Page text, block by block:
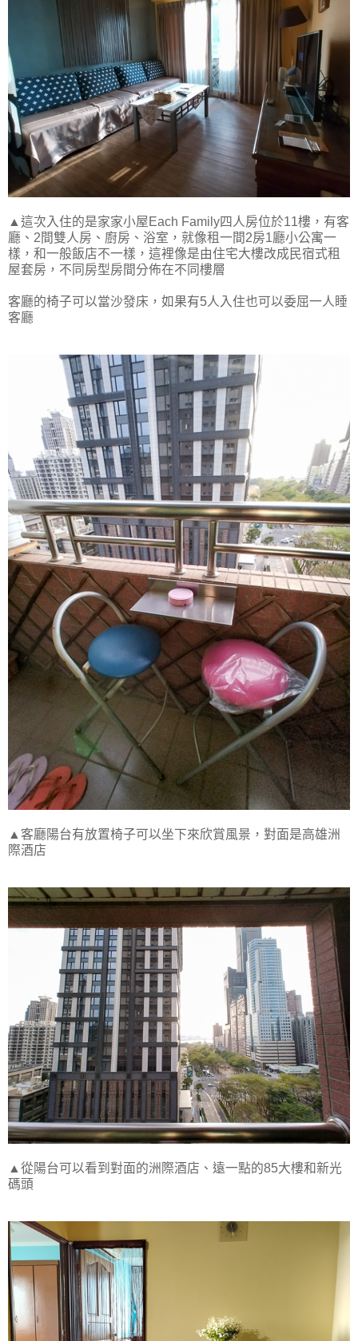
▲這次入住的是家家小屋Each Family四人房位於11樓，有客
廳、2間雙人房、廚房、浴室，就像租一間2房1廳小公寓一
樣，和一般飯店不一樣，這裡像是由住宅大樓改成民宿式租
屋套房，不同房型房間分佈在不同樓層
客廳的椅子可以當沙發床，如果有5人入住也可以委屈一人睡
客廳
▲客廳陽台有放置椅子可以坐下來欣賞風景，對面是高雄洲
際酒店
▲從陽台可以看到對面的洲際酒店、遠一點的85大樓和新光
碼頭